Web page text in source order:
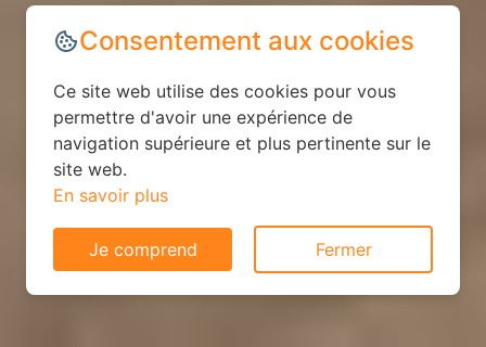
Consentement aux cookies
Ce site web utilise des cookies pour vous
permettre d'avoir une expérience de
navigation supérieure et plus pertinente sur le
site web.
En savoir plus
Je comprend Fermer